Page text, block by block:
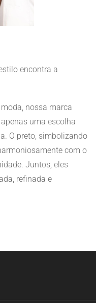
encontra a
nossa marca
uma escolha
O preto, simbolizando
com o
Juntos, eles
refinada e